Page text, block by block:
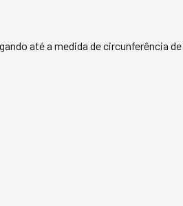
até a medida de circunferência de